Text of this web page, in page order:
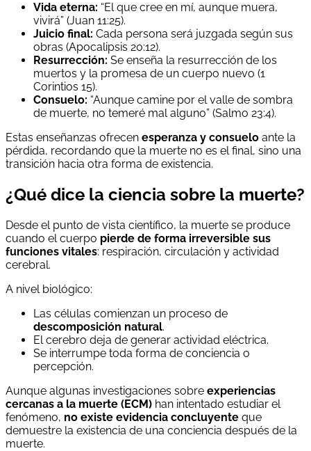
Vida eterna: “El que cree en mí, aunque muera,
vivirá” (Juan 11:25).
Juicio final: Cada persona será juzgada según sus
obras (Apocalipsis 20:12).
Resurrección: Se enseña la resurrección de los
muertos y la promesa de un cuerpo nuevo (1
Corintios 15).
Consuelo: “Aunque camine por el valle de sombra
de muerte, no temeré mal alguno” (Salmo 23:4).
Estas enseñanzas ofrecen esperanza y consuelo ante la
pérdida, recordando que la muerte no es el final, sino una
transición hacia otra forma de existencia.
¿Qué dice la ciencia sobre la muerte?
Desde el punto de vista científico, la muerte se produce
cuando el cuerpo pierde de forma irreversible sus
funciones vitales: respiración, circulación y actividad
cerebral.
A nivel biológico:
Las células comienzan un proceso de
descomposición natural.
El cerebro deja de generar actividad eléctrica.
Se interrumpe toda forma de conciencia o
percepción.
Aunque algunas investigaciones sobre experiencias
cercanas a la muerte (ECM) han intentado estudiar el
fenómeno, no existe evidencia concluyente que
demuestre la existencia de una conciencia después de la
muerte.